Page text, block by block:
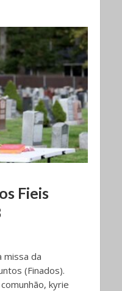
Fieis
missa da
(Finados).
kyrie